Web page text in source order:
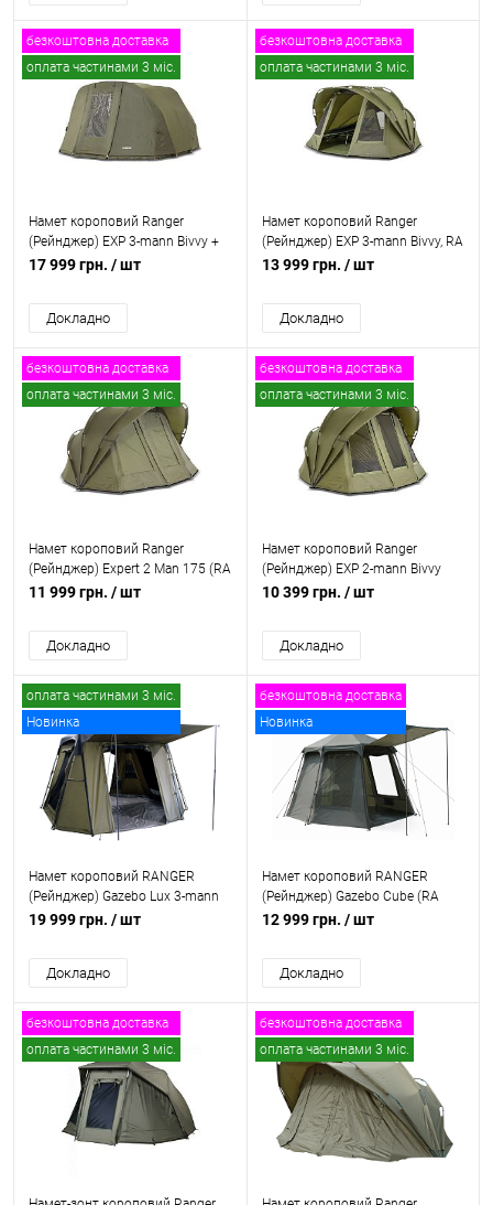
безкоштовна доставка
оплата частинами 3 міс.
Намет короповий Ranger
(Рейнджер) EXP 3-mann Bivvy +
Зимове покриття для намету,
17 999 грн. / шт
Докладно
безкоштовна доставка
оплата частинами 3 міс.
Намет короповий Ranger
(Рейнджер) EXP 3-mann Bivvy, RA
6608
13 999 грн. / шт
Докладно
безкоштовна доставка
оплата частинами 3 міс.
Намет короповий Ranger
(Рейнджер) Expert 2 Man 175 (RA
6644)
11 999 грн. / шт
Докладно
безкоштовна доставка
оплата частинами 3 міс.
Намет короповий Ranger
(Рейнджер) EXP 2-mann Bivvy
(RA 6609)
10 399 грн. / шт
Докладно
оплата частинами 3 міс.
Новинка
безкоштовна доставка
Намет короповий RANGER
(Рейнджер) Gazebo Lux 3-mann
(RA 6665)
19 999 грн. / шт
Докладно
безкоштовна доставка
Новинка
Намет короповий RANGER
(Рейнджер) Gazebo Cube (RA
6666)
12 999 грн. / шт
Докладно
безкоштовна доставка
оплата частинами 3 міс.
безкоштовна доставка
оплата частинами 3 міс.